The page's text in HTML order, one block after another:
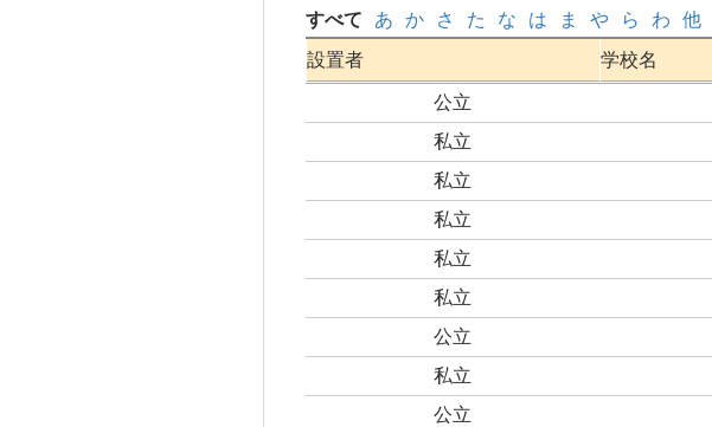
すべて あ か さ た な は ま や ら わ
他
設置者
学校名
公立
私立
私立
私立
私立
私立
公立
私立
公立